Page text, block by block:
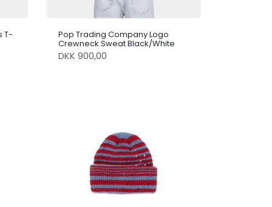
T- Pop Trading Company Logo
Crewneck Sweat Black/White
DKK 900,00